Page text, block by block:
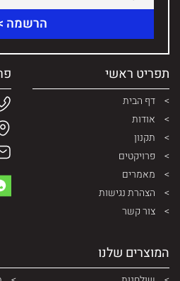
תפריט ראשי
דף הבית
אודות
תקנון
פרויקטים
מאמרים
הצהרת נגישות
צור קשר
המוצרים שלנו